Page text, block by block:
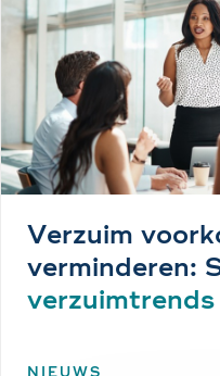
Verzuim
verminderen: